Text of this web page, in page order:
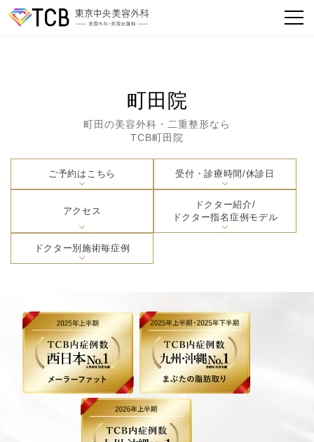
町田院
町田の美容外科・二重整形なら
TCB町田院
ご予約はこちら 受付・診療時間/休診日
アクセス
ドクター紹介/
ドクター指名症例モデル
ドクター別施術毎症例